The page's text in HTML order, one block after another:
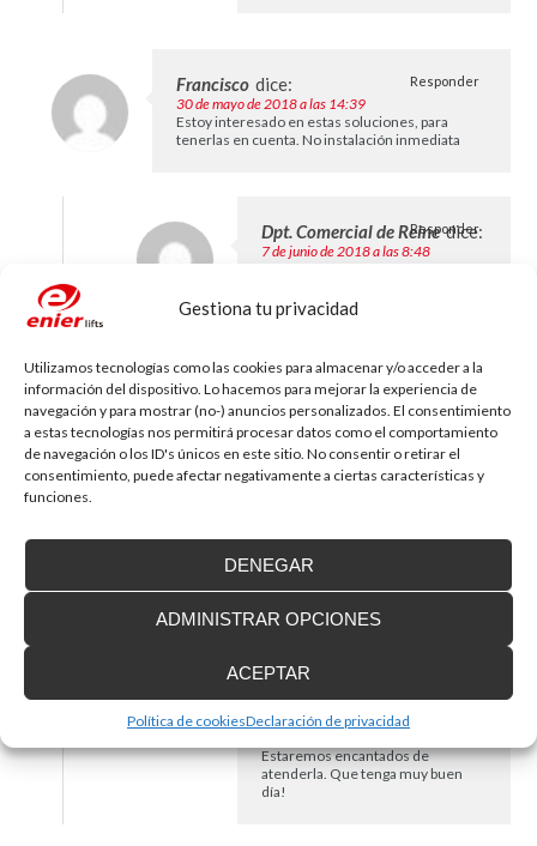
Gestiona tu privacidad
Utilizamos tecnologías como las cookies para almacenar y/o acceder a la
información del dispositivo. Lo hacemos para mejorar la experiencia de
navegación y para mostrar (no-) anuncios personalizados. El consentimiento
a estas tecnologías nos permitirá procesar datos como el comportamiento
de navegación o los ID's únicos en este sitio. No consentir o retirar el
consentimiento, puede afectar negativamente a ciertas características y
funciones.
ACEPTAR
DENEGAR
ADMINISTRAR OPCIONES
Política de cookiesDeclaración de privacidad
Francisco dice:
30 de mayo de 2018 a las 14:39
Estoy interesado en estas soluciones, para
tenerlas en cuenta. No instalación inmediata
Responder
Dpt. Comercial de Reine dice:
7 de junio de 2018 a las 8:48
mandaremos un e-mail para
pedirte más detalles.
Responder
Paloma dice:
5 de diciembre de 2018 a las 0:54
Hola estoy interesada en este elevador quisiera
Responder
Dpt. Comercial de Reine dice:
5 de diciembre de 2018 a las 8:39
Buenos días Paloma. Para poder
nos mandara un e- mail con un
teléfono de contacto y la población
donde tendría lugar su proyecto a:
enier@enier.como llamarnos
Estaremos encantados de
atenderla. Que tenga muy buen
día!
Responder